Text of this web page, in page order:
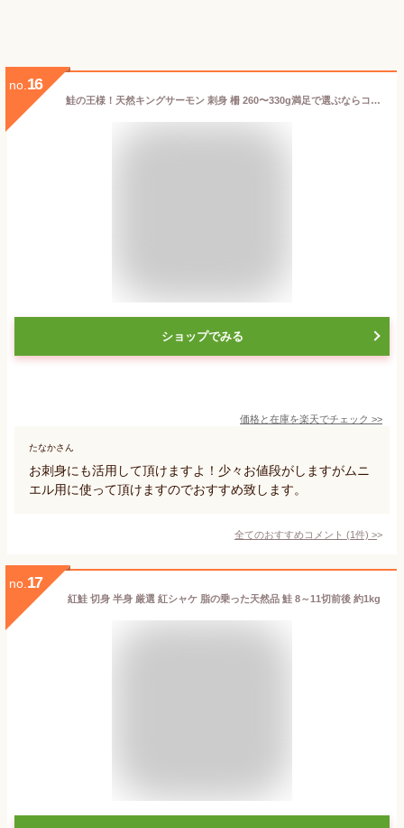
no. 16
鮭の王様！天然キングサーモン 刺身 柵 260〜330g満足で選ぶならコレ！！お取り寄せグルメ サーモン さけ シャケ 魚 海鮮 海産物 食品 おつまみ グルメ 冷凍食品 お取り寄せ
ショップでみる
価格と在庫を楽天でチェック >>
たなかさん
お刺身にも活用して頂けますよ！少々お値段がしますがムニ
エル用に使って頂けますのでおすすめ致します。
全てのおすすめコメント (1件) >
no. 17
紅鮭 切身 半身 厳選 紅シャケ 脂の乗った天然品 鮭 8～11切前後 約1kg